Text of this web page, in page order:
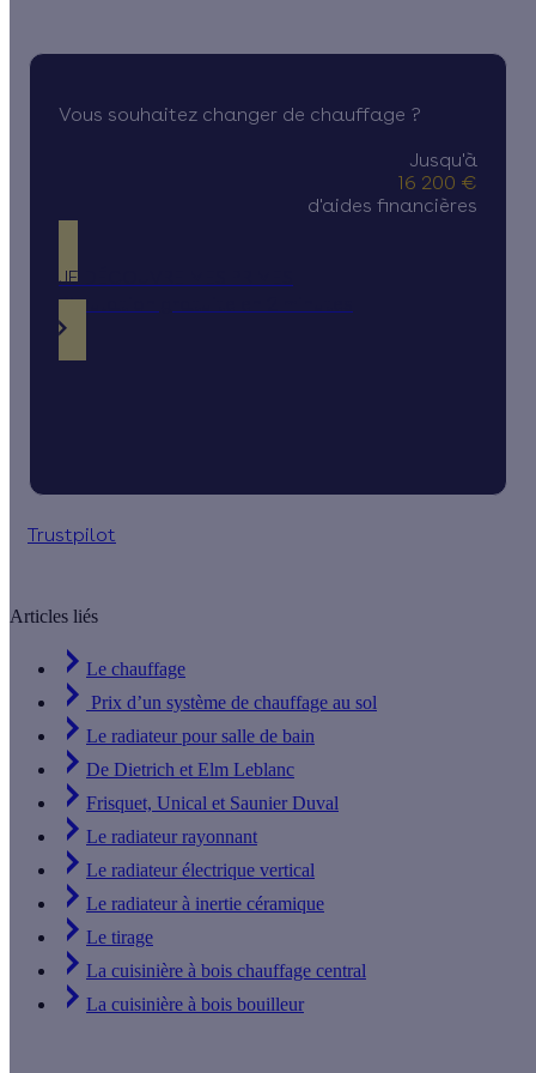
Vous souhaitez changer de chauffage ?
Jusqu'à
16 200 €
d'aides financières
JE DÉCOUVRE MES PRIMES
Simulation gratuite en 2 minutes
Trustpilot
Articles liés
Le chauffage
Prix d’un système de chauffage au sol
Le radiateur pour salle de bain
De Dietrich et Elm Leblanc
Frisquet, Unical et Saunier Duval
Le radiateur rayonnant
Le radiateur électrique vertical
Le radiateur à inertie céramique
Le tirage
La cuisinière à bois chauffage central
La cuisinière à bois bouilleur